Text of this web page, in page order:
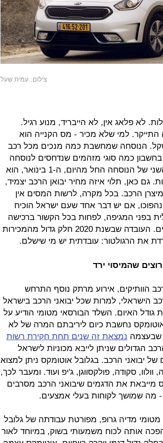
צילום: עמית שעל
לא פלאג אין, לא הייבריד, מנוע רגיל.
למי שלא מכיר - מס הקנייה הוא
זה מנכים עד כ-17 אלף שקל. הנוסחה שמחשבת כמה מנכים מכל רכב
כמה סוגי מזהמים שנדחסים לנוסחה
מתמטית מורכבת. מה שיוצא בצידה השני של הנוסחה החל מהיום, ה-1 בינואר, הוא
גם כאן, תלוי איזה מחיר יבואן הרכב יצמיד,
הרכב. בכל מקרה, לרשות המסים אין
אם יש דבר אחד שעם ישראל הוכיח
בפני המגיפה, לפחות בכל הקשור ברכישה
של מכוניות חדשות במאות אלפי שקלים. העובדה שבשנת 2020 חלק גדול מהמכירות
את הרגולטור: עובדתית יש מי שישלם.
שהמיסוי ירד
הוותיקים, אירוע מרתק נוסף התרחש
הישראלי, למרות שכל יבואני הרכב בישראל
גודל האיום. השלד הבורסאי מטומי הודיע על
נחשבת כיום ליריבתם המרה של לא
שבעצמה נמצאת זה שנים תחת חקירת רשות
הגדולים שניתן לייבא מכוניות לישראל
של יבואני הרכב. בגלובל אוטומקס ניתן למצוא
סקודה, פולקסווגן, ג'יפ ועוד. ומעבר לכך,
מייבאת את הדגמים שיבואני הרכב מסרבים
- מה שמושך לקוחות בעלי אמצעים.
מדיה גרופ, מפורטת עבודתה של גלובל
אותה לכוח משמעותי בשוק, במיוחד לאור